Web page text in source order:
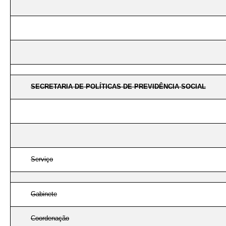
SECRETARIA DE POLÍTICAS DE PREVIDÊNCIA SOCIAL
Serviço
Gabinete
Coordenação